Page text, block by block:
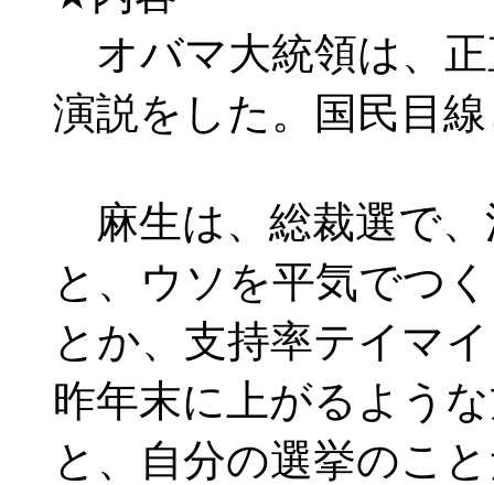
オバマ大統領は、正
演説をした。国民目
麻生は、総裁選で、
と、ウソを平気でつ
とか、支持率テイマ
昨年末に上がるよう
と、自分の選挙のこ